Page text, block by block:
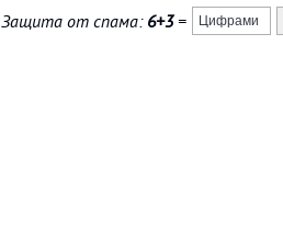
Защита от спама: 6+3=